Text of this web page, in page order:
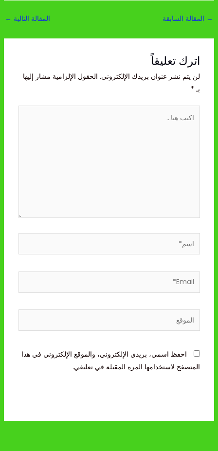
→ المقالة السابقة المقالة التالية ←
اترك تعليقاً
لن يتم نشر عنوان بريدك الإلكتروني. الحقول الإلزامية مشار إليها
بـ *
اسم*
Email*
الموقع
احفظ اسمي، بريدي الإلكتروني، والموقع الإلكتروني في هذا
المتصفح لاستخدامها المرة المقبلة في تعليقي.